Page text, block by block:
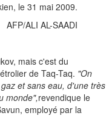
le 31 mai 2009.
AFP/ALI AL-SAADI
mais c'est du
de Taq-Taq. "On
et sans eau, d'une très
monde",revendique le
employé par la